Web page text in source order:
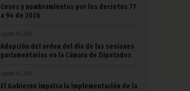
Ceses y nombramientos por los decretos 77
a 94 de 2026
agosto 05, 2026
Adopción del orden del día de las sesiones
parlamentarias en la Cámara de Diputados
agosto 05, 2026
El Gobierno impulsa la implementación de la